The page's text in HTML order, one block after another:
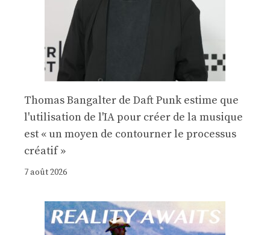
Thomas Bangalter de Daft Punk estime que
l'utilisation de l'IA pour créer de la musique
est « un moyen de contourner le processus
créatif »
7 août 2026